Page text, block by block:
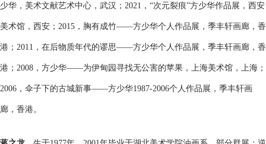
少华，美术文献艺术中心，武汉；2021，“次元裂痕”方少华作品展，西安
美术馆，西安；2015，胸有成竹——方少华个人作品展，季丰轩画廊，香
港；2011，在后物质年代的谬思——方少华个人作品展，季丰轩画廊，香
港；2008，方少华——为伊甸园寻找无公害的苹果，上海美术馆，上海；
2006，伞子下的古城新事——方少华1987-2006个人作品展，季丰轩画
廊，香港。